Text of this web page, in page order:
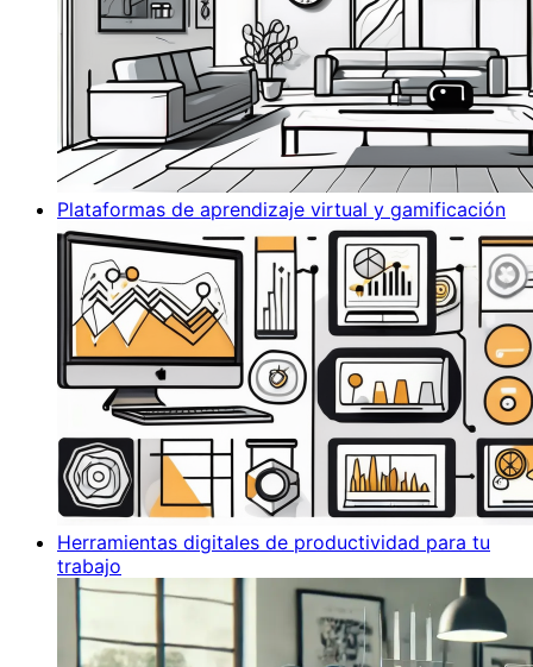
Plataformas de aprendizaje virtual y gamificación
Herramientas digitales de productividad para tu
trabajo